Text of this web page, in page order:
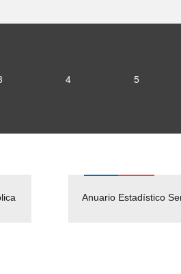
4 5
Anuario Estadístico
Públicos
Solicitud